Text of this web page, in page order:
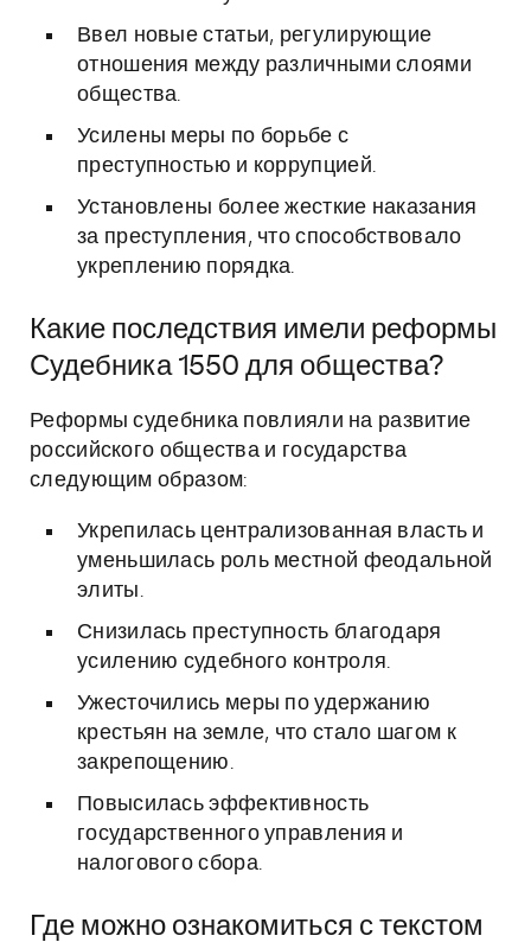
Ввел новые статьи, регулирующие
отношения между различными слоями
общества.
Усилены меры по борьбе с
преступностью и коррупцией.
Установлены более жесткие наказания
за преступления, что способствовало
укреплению порядка.
Какие последствия имели реформы
Судебника 1550 для общества?
Реформы судебника повлияли на развитие
российского общества и государства
следующим образом:
Укрепилась централизованная власть и
уменьшилась роль местной феодальной
элиты.
Снизилась преступность благодаря
усилению судебного контроля.
Ужесточились меры по удержанию
крестьян на земле, что стало шагом к
закрепощению.
Повысилась эффективность
государственного управления и
налогового сбора.
Где можно ознакомиться с текстом